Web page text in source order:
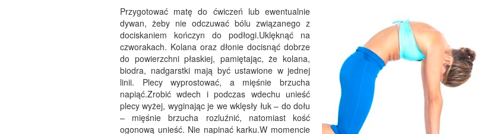
Przygotować matę do ćwiczeń lub ewentualnie
dywan, żeby nie odczuwać bólu związanego z
dociskaniem kończyn do podłogi.Uklęknąć na
czworakach. Kolana oraz dłonie docisnąć dobrze
do powierzchni płaskiej, pamiętając, że kolana,
biodra, nadgarstki mają być ustawione w jednej
linii. Plecy wyprostować, a mięśnie brzucha
napiąć.Zrobić wdech i podczas wdechu unieść
plecy wyżej, wyginając je we wklęsły łuk – do dołu
– mięśnie brzucha rozluźnić, natomiast kość
ogonową unieść. Nie napinać karku.W momencie